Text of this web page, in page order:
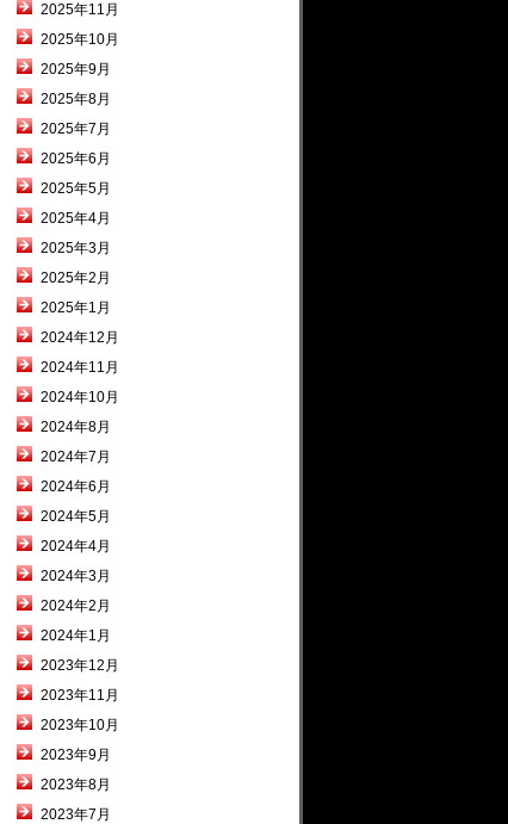
2025年11月
2025年10月
2025年9月
2025年8月
2025年7月
2025年6月
2025年5月
2025年4月
2025年3月
2025年2月
2025年1月
2024年12月
2024年11月
2024年10月
2024年8月
2024年7月
2024年6月
2024年5月
2024年4月
2024年3月
2024年2月
2024年1月
2023年12月
2023年11月
2023年10月
2023年9月
2023年8月
2023年7月